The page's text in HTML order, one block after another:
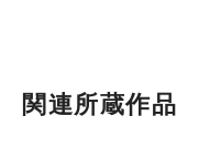
関連所蔵作品